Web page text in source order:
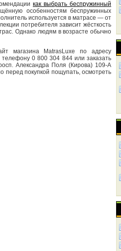
как выбрать беспружинный
особенностям беспружинных
используется в матрасе — от
потребителя зависит жёсткость
Однако людям в возрасте обычно
магазина MatrasLuxe по адресу
0 800 304 844 или заказать
Александра Поля (Кирова) 109-А
покупкой пощупать, осмотреть